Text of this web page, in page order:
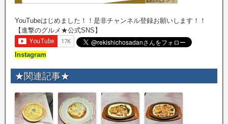
YouTubeはじめました！！是非チャンネル登録お願いします！！
【進撃のグルメ★公式SNS】
Instagram
★関連記事★